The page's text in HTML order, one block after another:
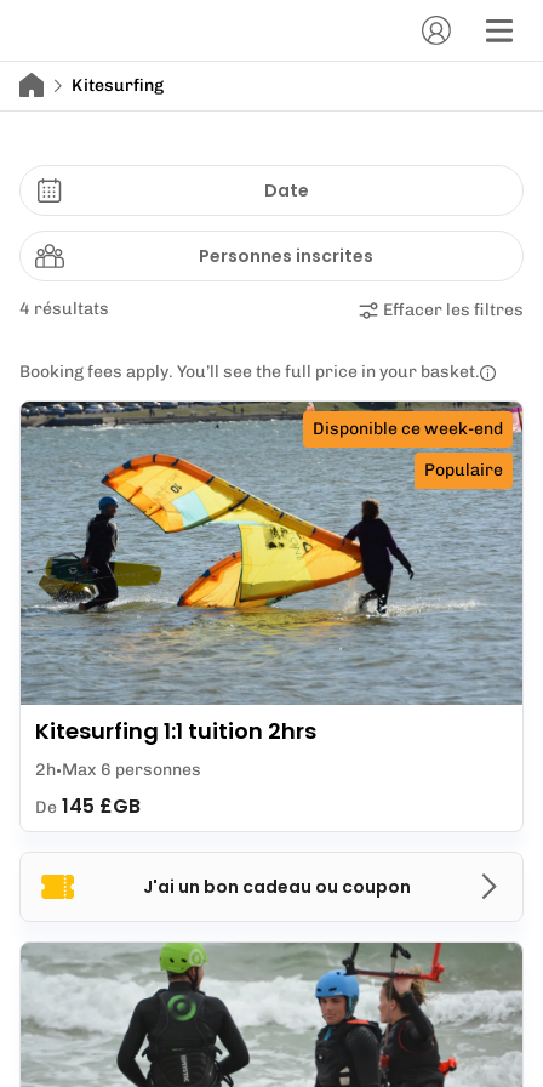
Kitesurfing
Date
Personnes inscrites
4 résultats Effacer les filtres
Booking fees apply. You’ll see the full price in your basket.
J'ai un bon cadeau ou coupon
Disponible ce week-end
Populaire
Kitesurfing 1:1 tuition 2hrs
2h Max 6 personnes
De 145 £GB